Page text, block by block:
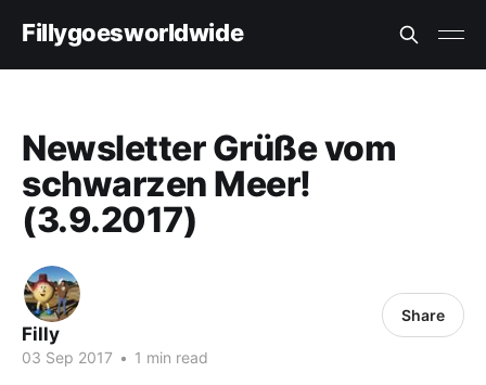
Fillygoesworldwide
Newsletter Grüße vom
schwarzen Meer!
(3.9.2017)
Filly
03 Sep 2017 • 1 min read
Share